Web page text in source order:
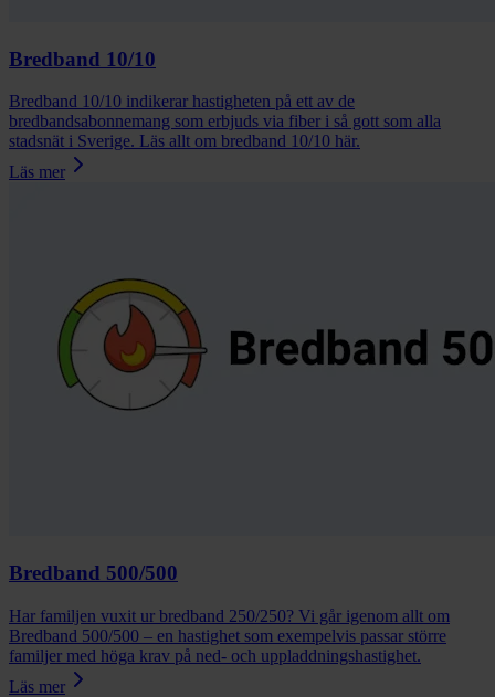
Bredband 10/10
Bredband 10/10 indikerar hastigheten på ett av de
bredbandsabonnemang som erbjuds via fiber i så gott som alla
stadsnät i Sverige. Läs allt om bredband 10/10 här.
Läs mer
Bredband 500/500
Har familjen vuxit ur bredband 250/250? Vi går igenom allt om
Bredband 500/500 – en hastighet som exempelvis passar större
familjer med höga krav på ned- och uppladdningshastighet.
Läs mer